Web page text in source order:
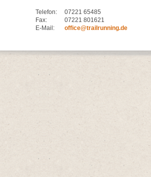
Telefon:
07221 65485
Fax:
07221 801621
E-Mail:
office@trailrunning.de